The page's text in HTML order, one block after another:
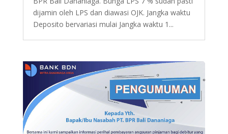
dijamin oleh LPS dan diawasi OJK. Jangka waktu
Deposito bervariasi mulai Jangka waktu 1...